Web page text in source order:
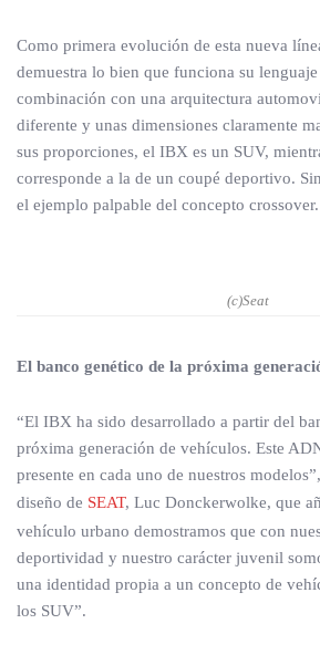
Como primera evolución de esta nueva
demuestra lo bien que funciona su
combinación con una arquitectura
diferente y unas dimensiones claramente
sus proporciones, el IBX es un SUV,
corresponde a la de un coupé deportivo.
el ejemplo palpable del concepto crossover.
(c)Seat
El banco genético de la próxima
“El IBX ha sido desarrollado a partir del
próxima generación de vehículos. Este
presente en cada uno de nuestros
diseño de SEAT, Luc Donckerwolke, que
vehículo urbano demostramos que con
deportividad y nuestro carácter juvenil
una identidad propia a un concepto de
los SUV”.